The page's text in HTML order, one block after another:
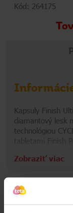
Kód: 264175
Kapsuly Finish
diamantový lesk
technológiou
tabletami Finish
škvrnami bez
sklenený riad a
umývaní. Náš
Zobraziť viac